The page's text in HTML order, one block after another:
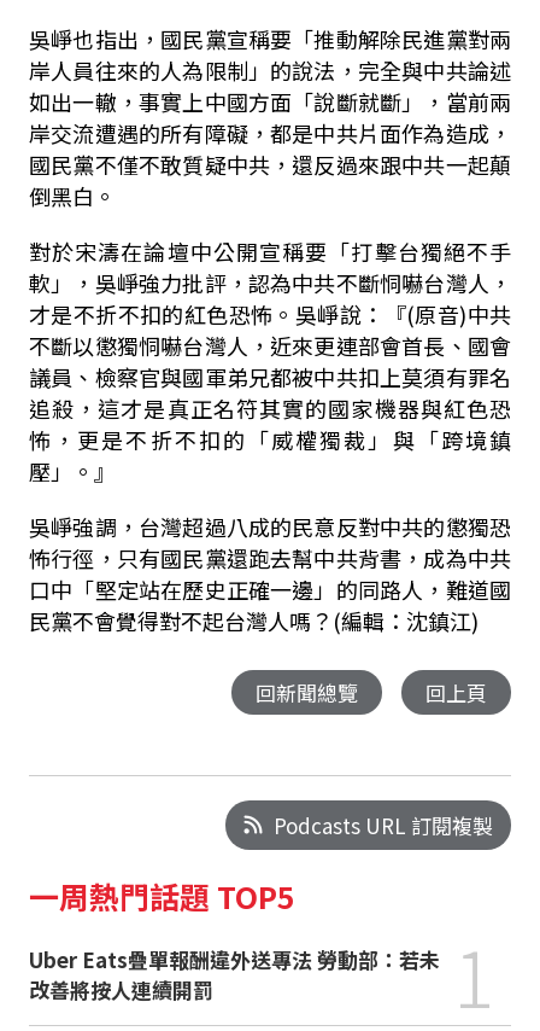
吳崢也指出，國民黨宣稱要「推動解除民進黨對兩
岸人員往來的人為限制」的說法，完全與中共論述
如出一轍，事實上中國方面「說斷就斷」，當前兩
岸交流遭遇的所有障礙，都是中共片面作為造成，
國民黨不僅不敢質疑中共，還反過來跟中共一起顛
倒黑白。
對於宋濤在論壇中公開宣稱要「打擊台獨絕不手
軟」，吳崢強力批評，認為中共不斷恫嚇台灣人，
才是不折不扣的紅色恐怖。吳崢說：『(原音)中共
不斷以懲獨恫嚇台灣人，近來更連部會首長、國會
議員、檢察官與國軍弟兄都被中共扣上莫須有罪名
追殺，這才是真正名符其實的國家機器與紅色恐
怖，更是不折不扣的「威權獨裁」與「跨境鎮
壓」。』
吳崢強調，台灣超過八成的民意反對中共的懲獨恐
怖行徑，只有國民黨還跑去幫中共背書，成為中共
口中「堅定站在歷史正確一邊」的同路人，難道國
民黨不會覺得對不起台灣人嗎？(編輯：沈鎮江)
回新聞總覽 回上頁
Podcasts URL 訂閱複製
一周熱門話題 TOP5
Uber Eats疊單報酬違外送專法 勞動部：若未
改善將按人連續開罰
1